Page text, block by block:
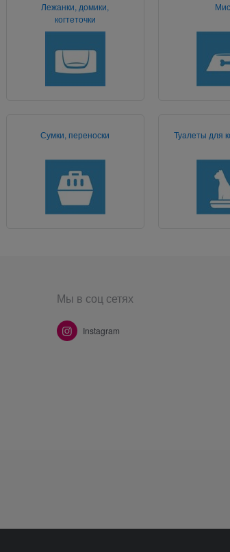
Лежанки, домики,
когтеточки
Сумки, переноски Туалеты для
Мы в соц сетях
Instagram